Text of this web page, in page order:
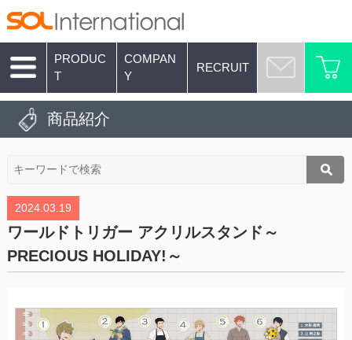
PRODUC
T
COMPAN
Y
RECRUIT
商品紹介
2024.03.19
ワールドトリガー アクリルスタンド～
PRECIOUS HOLIDAY!～